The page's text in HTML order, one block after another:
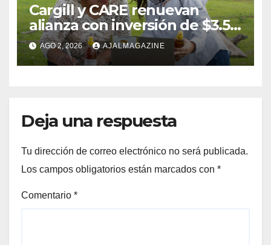
Cargill y CARE renuevan
alianza con inversión de $3.5
millones para el desarrollo de
mujeres rurales en
Centroamérica
AGO 2, 2026 AJALMAGAZINE
Deja una respuesta
Tu dirección de correo electrónico no será publicada.
Los campos obligatorios están marcados con *
Comentario *